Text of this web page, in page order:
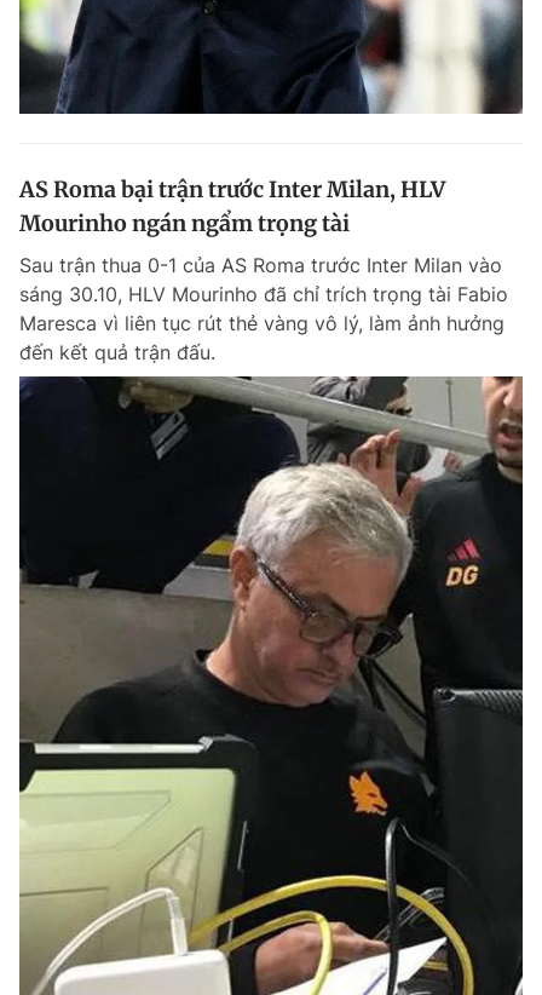
AS Roma bại trận trước Inter Milan, HLV
Mourinho ngán ngẩm trọng tài
Sau trận thua 0-1 của AS Roma trước Inter Milan vào
sáng 30.10, HLV Mourinho đã chỉ trích trọng tài Fabio
Maresca vì liên tục rút thẻ vàng vô lý, làm ảnh hưởng
đến kết quả trận đấu.